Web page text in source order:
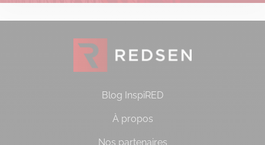
Blog InspiRED
À propos
Nos partenaires